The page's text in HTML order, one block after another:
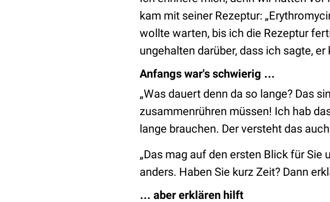
kam mit seiner Rezeptur:
wollte warten, bis ich die Rezeptur
ungehalten darüber, dass ich sagte,
Anfangs war's schwierig …
„Was dauert denn da so lange? Das
zusammenrühren müssen! Ich hab
lange brauchen. Der versteht das
„Das mag auf den ersten Blick für Sie
anders. Haben Sie kurz Zeit? Dann
… aber erklären hilft